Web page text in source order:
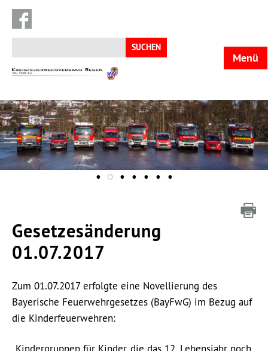
Suchen
nach:
KFV
Menü
Gesetzesänderung
01.07.2017
Zum 01.07.2017 erfolgte eine Novellierung des
Bayerische Feuerwehrgesetzes (BayFwG) im Bezug auf
die Kinderfeuerwehren: